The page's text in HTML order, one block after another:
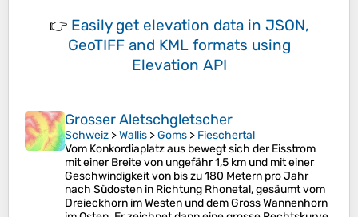
👉 Easily get elevation data in JSON,
GeoTIFF and KML formats using
Elevation API
Grosser Aletschgletscher
Schweiz >Wallis >Goms > Fieschertal
Vom Konkordiaplatz aus bewegt sich der Eisstrom
mit einer Breite von ungefähr 1,5 km und mit einer
Geschwindigkeit von bis zu 180 Metern pro Jahr
nach Südosten in Richtung Rhonetal, gesäumt vom
Dreieckhorn im Westen und dem Gross Wannenhorn